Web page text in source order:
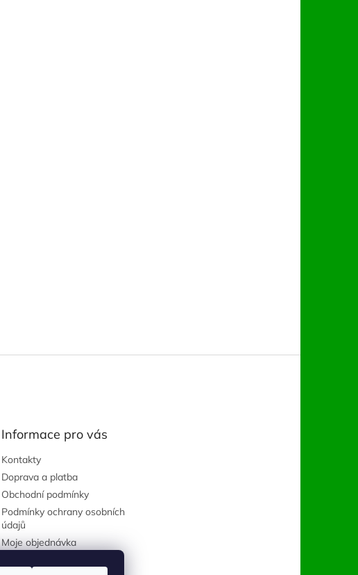
Informace pro vás
Kontakty
Doprava a platba
Obchodní podmínky
Podmínky ochrany osobních
údajů
Moje objednávka